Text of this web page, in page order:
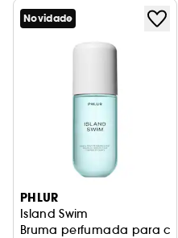
Novidade
PHLUR
Island Swim
Bruma perfumada para